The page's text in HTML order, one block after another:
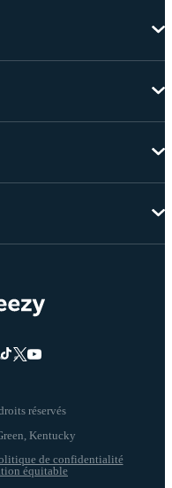
réservés
de confidentialité
équitable